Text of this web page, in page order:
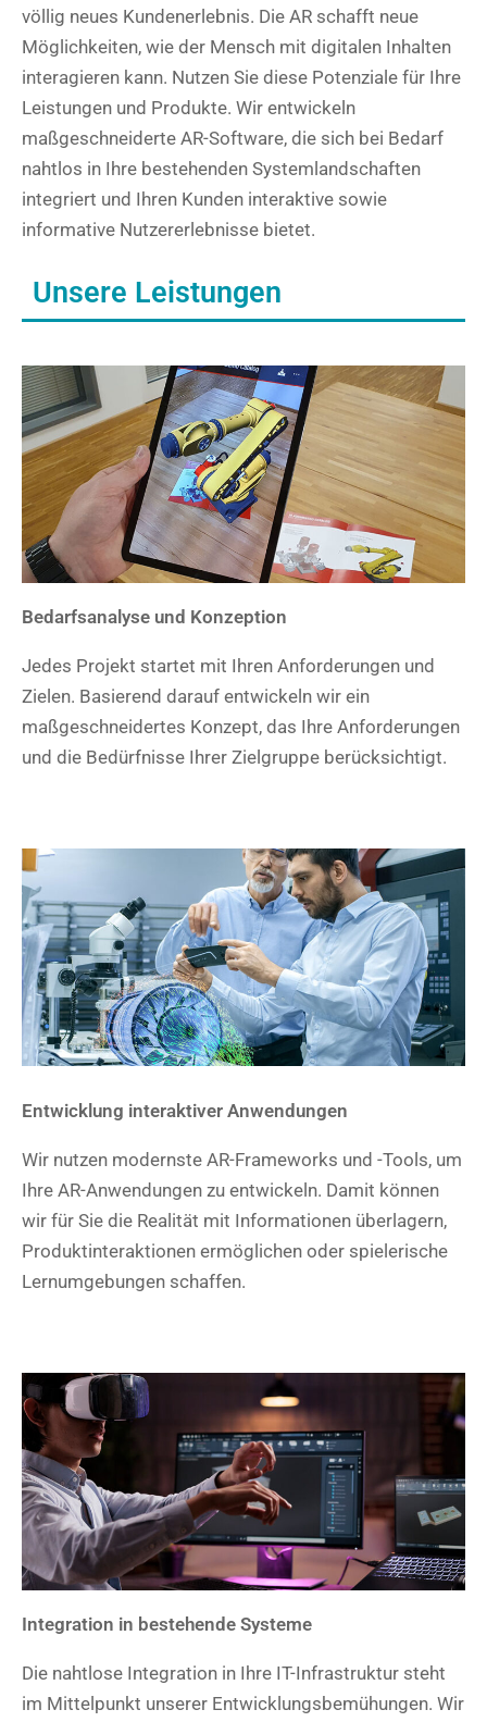
völlig neues Kundenerlebnis. Die AR schafft neue
Möglichkeiten, wie der Mensch mit digitalen Inhalten
interagieren kann. Nutzen Sie diese Potenziale für Ihre
Leistungen und Produkte. Wir entwickeln
maßgeschneiderte AR-Software, die sich bei Bedarf
nahtlos in Ihre bestehenden Systemlandschaften
integriert und Ihren Kunden interaktive sowie
informative Nutzererlebnisse bietet.
Unsere Leistungen
Bedarfsanalyse und Konzeption
Jedes Projekt startet mit Ihren Anforderungen und
Zielen. Basierend darauf entwickeln wir ein
maßgeschneidertes Konzept, das Ihre Anforderungen
und die Bedürfnisse Ihrer Zielgruppe berücksichtigt.
Entwicklung interaktiver Anwendungen
Wir nutzen modernste AR-Frameworks und -Tools, um
Ihre AR-Anwendungen zu entwickeln. Damit können
wir für Sie die Realität mit Informationen überlagern,
Produktinteraktionen ermöglichen oder spielerische
Lernumgebungen schaffen.
Integration in bestehende Systeme
Die nahtlose Integration in Ihre IT-Infrastruktur steht
im Mittelpunkt unserer Entwicklungsbemühungen. Wir